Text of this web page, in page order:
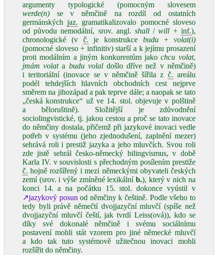
argumenty typologické (pomocným slovesem
werde(n) se v němčině na rozdíl od ostatních
germánskýchjaz. gramatikalizovalo pomocné sloveso
od původu nemodální, srov. angl. shall/will + inf.),
chronologické (v č. je konstrukcebudu + volat(i)
(pomocné sloveso + infinitiv) starší a k jejímu prosazení
proti modálním a jiným konkurentům jakochcu volat,
jmám volata budu volaldošlo dříve než v němčině)
i teritoriální (inovace se v němčině šířila z č. areálu
podél tehdejších hlavních obchodních cest nejprve
směrem na jihozápad a pak teprve dále; a naopak se tato
„česká konstrukce“ už ve 14. stol. objevuje v polštině
a běloruštině). Složitější je zdůvodnění
sociolingvistické, tj. jakou cestou a proč se tato inovace
do němčiny dostala, přičemž při jazykové inovaci vedle
potřeb v systému (jeho zjednodušení, zaplnění mezer)
sehrává roli i prestiž jazyka a jeho mluvčích. Svou roli
zde jistě sehrál česko-německý bilingvismus, v době
Karla IV. v souvislosti s přechodným posílením prestiže
č. hojně rozšířený i mezi německými obyvateli českých
zemí (srov. i výše zmíněné lexikálníb.), který v nich na
konci 14. a na počátku 15. stol. dokonce vyústil v
↗jazykový posun od němčiny k češtině. Podle všeho to
tedy byli právě němečtí dvojjazyční mluvčí (spíše než
dvojjazyční mluvčí čeští, jak tvrdí Leiss(ová)), kdo se
díky své dokonalé němčině i svému sociálnímu
postavení mohli stát vzorem pro jiné německé mluvčí
a kdo tak tuto systémově užitečnou inovaci mohli
rozšířit do němčiny.